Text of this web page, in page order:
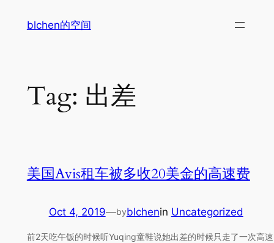
blchen的空间
Tag: 出差
美国Avis租车被多收20美金的高速费
Oct 4, 2019—byblchenin Uncategorized
前2天吃午饭的时候听Yuqing童鞋说她出差的时候只走了一次高